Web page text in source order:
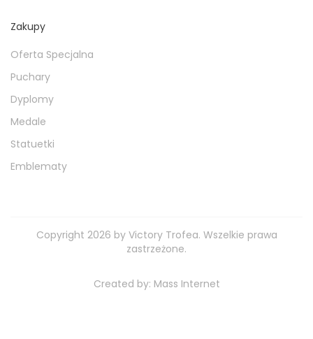
Zakupy
Oferta Specjalna
Puchary
Dyplomy
Medale
Statuetki
Emblematy
Copyright 2026 by Victory Trofea. Wszelkie prawa
zastrzeżone.
Created by: Mass Internet